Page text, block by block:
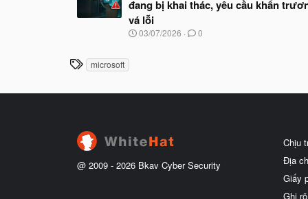
t
đ
ầ
đang bị khai thác, yêu cầu khẩn
vá lỗi
N
03/07/2026 0
T
ẻ
microsoft
@ 2009 - 2026 Bkav Cyber Security
Chịu
Địa
Giấy
Ghi